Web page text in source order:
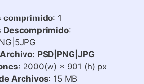
comprimido: 1
Descomprimido:
: PSD|PNG|JPG
: 2000(w) × 901 (h) px
Archivos: 15 MB